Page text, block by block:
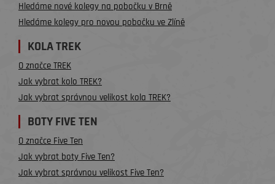
Hledáme nové kolegy na pobočku v Brně
Hledáme kolegy pro novou pobočku ve Zlíně
KOLA TREK
O značce TREK
Jak vybrat kolo TREK?
Jak vybrat správnou velikost kola TREK?
BOTY FIVE TEN
O značce Five Ten
Jak vybrat boty Five Ten?
Jak vybrat správnou velikost Five Ten?